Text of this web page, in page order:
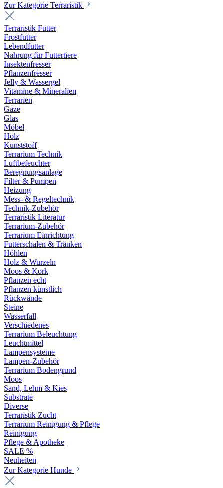
Zur Kategorie Terraristik
Terraristik Futter
Frostfutter
Lebendfutter
Nahrung für Futtertiere
Insektenfresser
Pflanzenfresser
Jelly & Wassergel
Vitamine & Mineralien
Terrarien
Gaze
Glas
Möbel
Holz
Kunststoff
Terrarium Technik
Luftbefeuchter
Beregnungsanlage
Filter & Pumpen
Heizung
Mess- & Regeltechnik
Technik-Zubehör
Terraristik Literatur
Terrarium-Zubehör
Terrarium Einrichtung
Futterschalen & Tränken
Höhlen
Holz & Wurzeln
Moos & Kork
Pflanzen echt
Pflanzen künstlich
Rückwände
Steine
Wasserfall
Verschiedenes
Terrarium Beleuchtung
Leuchtmittel
Lampensysteme
Lampen-Zubehör
Terrarium Bodengrund
Moos
Sand, Lehm & Kies
Substrate
Diverse
Terraristik Zucht
Terrarium Reinigung & Pflege
Reinigung
Pflege & Apotheke
SALE %
Neuheiten
Zur Kategorie Hunde